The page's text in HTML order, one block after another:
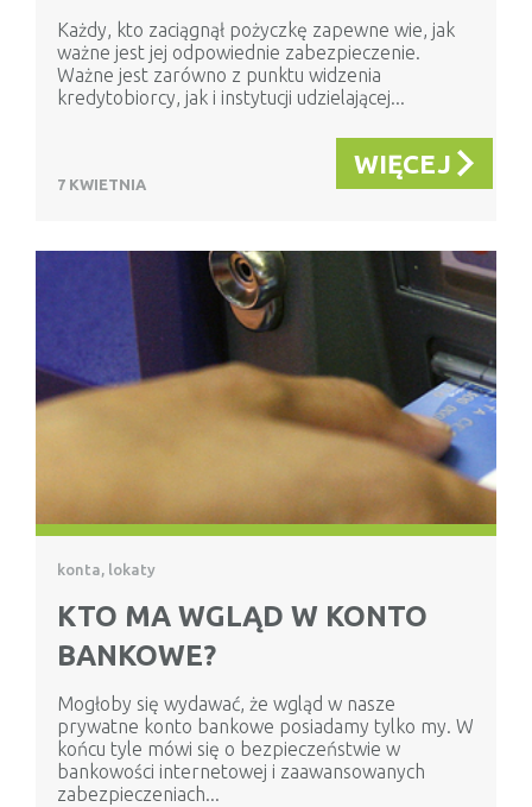
Każdy, kto zaciągnął pożyczkę zapewne wie, jak
ważne jest jej odpowiednie zabezpieczenie.
Ważne jest zarówno z punktu widzenia
kredytobiorcy, jak i instytucji udzielającej...
7 KWIETNIA
WIĘCEJ
konta, lokaty
KTO MA WGLĄD W KONTO
BANKOWE?
Mogłoby się wydawać, że wgląd w nasze
prywatne konto bankowe posiadamy tylko my. W
końcu tyle mówi się o bezpieczeństwie w
bankowości internetowej i zaawansowanych
zabezpieczeniach...